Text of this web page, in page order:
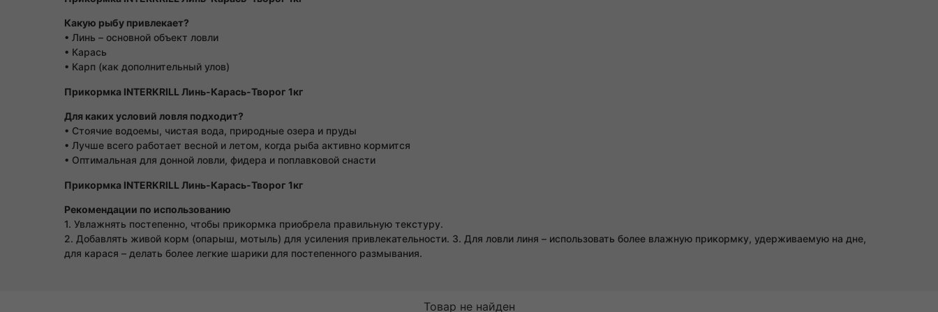
Какую рыбу привлекает?
• Линь – основной объект ловли
• Карась
• Карп (как дополнительный улов)
Прикормка INTERKRILL Линь-Карась-Творог 1кг
Для каких условий ловля подходит?
• Стоячие водоемы, чистая вода, природные озера и пруды
• Лучше всего работает весной и летом, когда рыба активно кормится
• Оптимальная для донной ловли, фидера и поплавковой снасти
Прикормка INTERKRILL Линь-Карась-Творог 1кг
Рекомендации по использованию
1. Увлажнять постепенно, чтобы прикормка приобрела правильную текстуру.
2. Добавлять живой корм (опарыш, мотыль) для усиления привлекательности. 3. Для ловли линя – использовать более влажную прикормку, удерживаемую на дне,
для карася – делать более легкие шарики для постепенного размывания.
Товар не найден